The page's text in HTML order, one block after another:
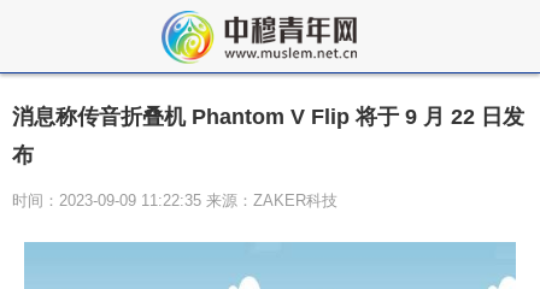
消息称传音折叠机 Phantom V Flip 将于 9 月 22 日发
布
时间：2023-09-09 11:22:35 来源：ZAKER科技